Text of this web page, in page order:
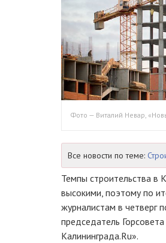
Фото — Виталий Невар,
Все новости по теме:
Темпы строительства в
высокими, поэтому по
журналистам в четверг
председатель
Калининграда.Ru».